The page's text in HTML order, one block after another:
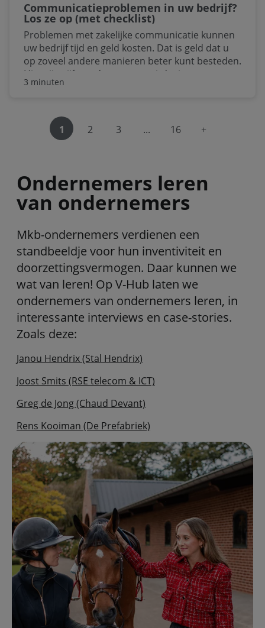
Communicatieproblemen in uw bedrijf?
Los ze op (met checklist)
Problemen met zakelijke communicatie kunnen
uw bedrijf tijd en geld kosten. Dat is geld dat u
op zoveel andere manieren beter kunt besteden.
Hier zijn vijf van de grootste uitdagingen, en een
gratis te downloaden checklist voor
3 minuten
1 2 3 ... 16 navigeer
Ondernemers leren
van ondernemers
Mkb-ondernemers verdienen een
standbeeldje voor hun inventiviteit en
doorzettingsvermogen. Daar kunnen we
wat van leren! Op V-Hub laten we
ondernemers van ondernemers leren, in
interessante interviews en case-stories.
Zoals deze:
Janou Hendrix (Stal Hendrix)
Joost Smits (RSE telecom & ICT)
Greg de Jong (Chaud Devant)
Rens Kooiman (De Prefabriek)